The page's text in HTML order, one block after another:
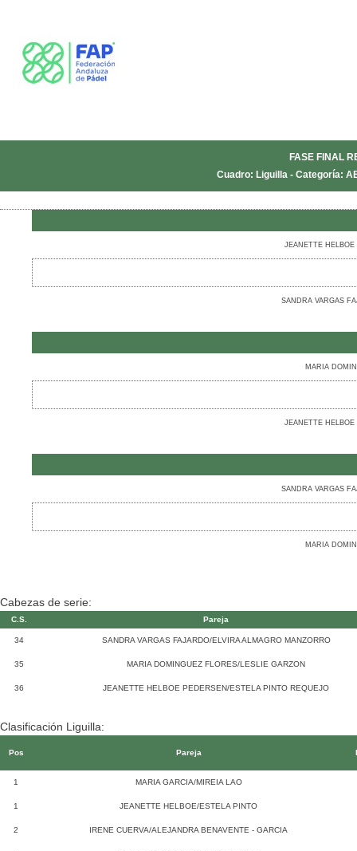
FASE FINAL
Cuadro: Liguilla - Categoría:
JEANETTE
SANDRA VARGAS
MARIA
JEANETTE
SANDRA VARGAS
MARIA
Cabezas de serie:
C.S. Pareja
34 SANDRA VARGAS FAJARDO/ELVIRA ALMAGRO MANZORRO
35 MARIA DOMINGUEZ FLORES/LESLIE GARZON
36 JEANETTE HELBOE PEDERSEN/ESTELA PINTO REQUEJO
Clasificación Liguilla:
Pos Pareja
1 MARIA GARCIA/MIREIA LAO
1 JEANETTE HELBOE/ESTELA PINTO
2 IRENE CUERVA/ALEJANDRA BENAVENTE - GARCIA